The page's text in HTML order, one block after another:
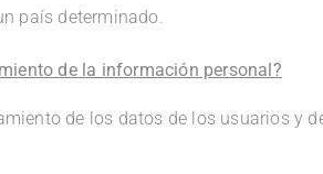
país determinado.
de la información personal?
de los datos de los usuarios y